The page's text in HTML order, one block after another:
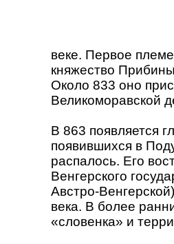
веке. Первое
княжество
Около 833 оно
Великоморавской
В 863 появляется
появившихся в
распалось. Его
Венгерского
Австро-
века. В более
«словенка» и